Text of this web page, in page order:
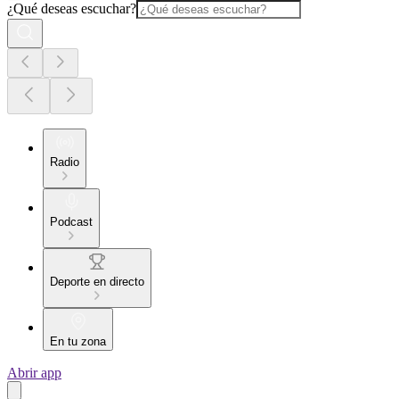
¿Qué deseas escuchar?
Radio
Podcast
Deporte en directo
En tu zona
Abrir app